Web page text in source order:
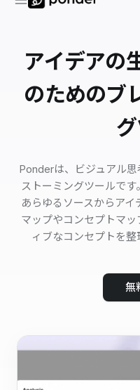
アイデアの
のためのブ
Ponderは、ビジュアル
ストーミングツールです
あらゆるソースからア
マップやコンセプトマ
ィブなコンセプトを整
無